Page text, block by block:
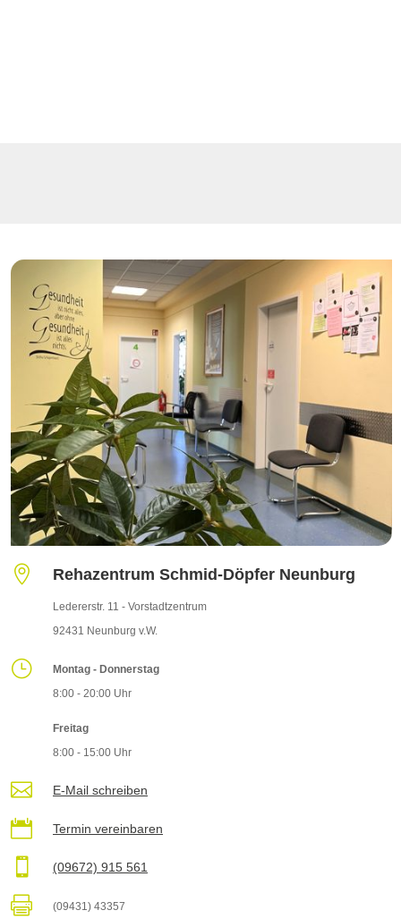
 Rehazentrum Schmid-Döpfer Neunburg
Ledererstr. 11 - Vorstadtzentrum
92431 Neunburg v.W.
}
Montag - Donnerstag
8:00 - 20:00 Uhr
Freitag
8:00 - 15:00 Uhr
 E-Mail schreiben
 Termin vereinbaren
 (09672) 915 561
 (09431) 43357